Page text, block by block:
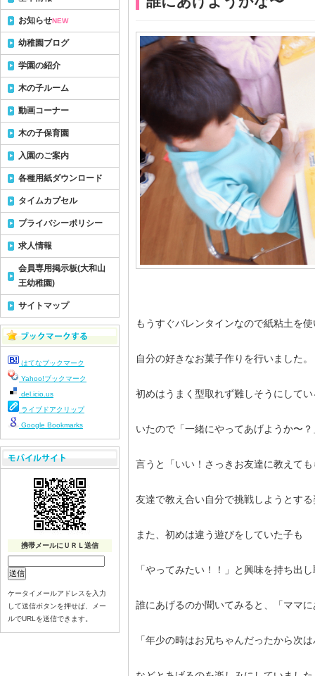
もうすぐバレンタインなので紙粘土を使
自分の好きなお菓子作りを行いました。
初めはうまく型取れず難しそうにして
いたので「一緒にやってあげようか〜？
言うと「いい！さっきお友達に教えて
友達で教え合い自分で挑戦しようとす
また、初めは違う遊びをしていた子も
「やってみたい！！」と興味を持ち出
誰にあげるのか聞いてみると、「ママ
「年少の時はお兄ちゃんだったから次
お知らせNEW
幼稚園ブログ
学園の紹介
木の子ルーム
動画コーナー
木の子保育園
入園のご案内
各種用紙ダウンロード
タイムカプセル
プライバシーポリシー
求人情報
会員専用掲示板(大和山
王幼稚園)
サイトマップ
はてなブックマーク
Yahoo!ブックマーク
del.icio.us
ライブドアクリップ
Google Bookmarks
携帯メールにＵＲＬ送信
ケータイメールアドレスを入力
して送信ボタンを押せば、メー
ルでURLを送信できます。